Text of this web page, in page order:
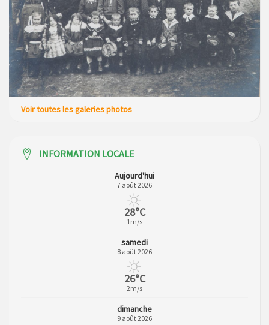
Campagne de collecte des plastiques agricoles le 22 avril
2026
Voir toutes les galeries photos
INFORMATION LOCALE
Aujourd'hui
7 août 2026
28°C
1m/s
samedi
8 août 2026
26°C
2m/s
dimanche
9 août 2026